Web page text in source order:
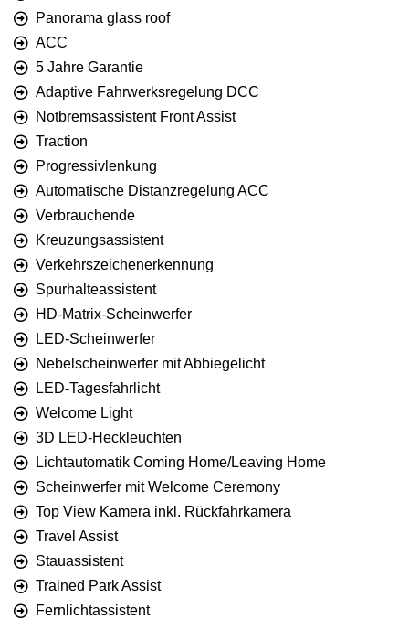
Panorama glass roof
ACC
5 Jahre Garantie
Adaptive Fahrwerksregelung DCC
Notbremsassistent Front Assist
Traction
Progressivlenkung
Automatische Distanzregelung ACC
Verbrauchende
Kreuzungsassistent
Verkehrszeichenerkennung
Spurhalteassistent
HD-Matrix-Scheinwerfer
LED-Scheinwerfer
Nebelscheinwerfer mit Abbiegelicht
LED-Tagesfahrlicht
Welcome Light
3D LED-Heckleuchten
Lichtautomatik Coming Home/Leaving Home
Scheinwerfer mit Welcome Ceremony
Top View Kamera inkl. Rückfahrkamera
Travel Assist
Stauassistent
Trained Park Assist
Fernlichtassistent